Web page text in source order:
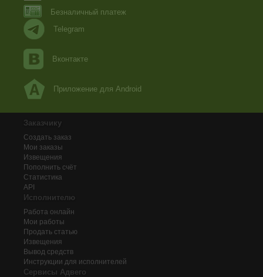
Безналичный платеж
Telegram
Вконтакте
Приложение для Android
Заказчику
Создать заказ
Мои заказы
Извещения
Пополнить счёт
Статистика
API
Исполнителю
Работа онлайн
Мои работы
Продать статью
Извещения
Вывод средств
Инструкции для исполнителей
Сервисы Адвего